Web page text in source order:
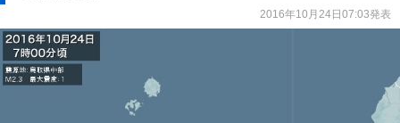
2016年10月24日07:03発表